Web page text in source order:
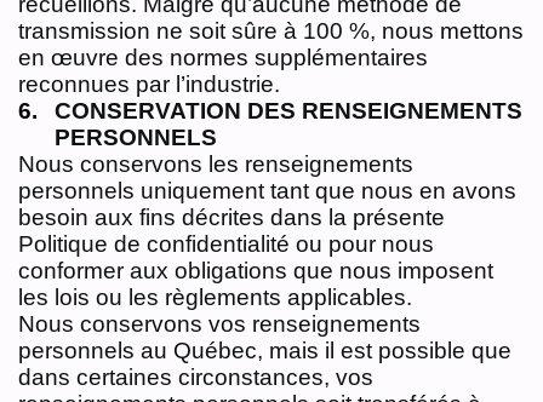
transmission ne soit sûre à 100 %, nous mettons
en œuvre des normes supplémentaires
reconnues par l’industrie.
CONSERVATION DES RENSEIGNEMENTS
PERSONNELS
Nous conservons les renseignements
personnels uniquement tant que nous en avons
besoin aux fins décrites dans la présente
Politique de confidentialité ou pour nous
conformer aux obligations que nous imposent
les lois ou les règlements applicables.
Nous conservons vos renseignements
personnels au Québec, mais il est possible que
dans certaines circonstances, vos